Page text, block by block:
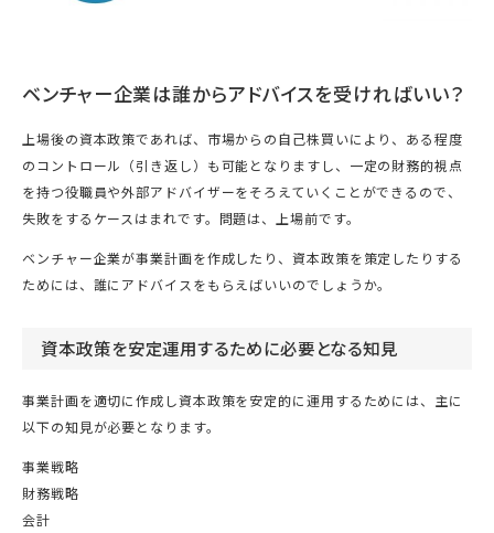
ベンチャー企業は誰からアドバイスを受ければいい？
上場後の資本政策であれば、市場からの自己株買いにより、ある程度
のコントロール（引き返し）も可能となりますし、一定の財務的視点
を持つ役職員や外部アドバイザーをそろえていくことができるので、
失敗をするケースはまれです。問題は、上場前です。
ベンチャー企業が事業計画を作成したり、資本政策を策定したりする
ためには、誰にアドバイスをもらえばいいのでしょうか。
資本政策を安定運用するために必要となる知見
事業計画を適切に作成し資本政策を安定的に運用するためには、主に
以下の知見が必要となります。
事業戦略
財務戦略
会計